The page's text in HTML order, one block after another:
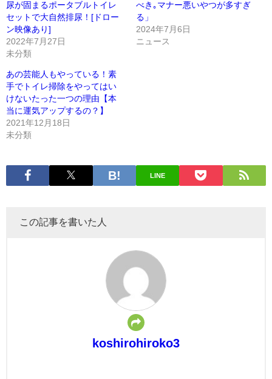
尿が固まるポータブルトイレ
セットで大自然排尿！[ドロー
ン映像あり]
2022年7月27日
未分類
べき｡マナー悪いやつが多すぎ
る」
2024年7月6日
ニュース
あの芸能人もやっている！素
手でトイレ掃除をやってはい
けないたった一つの理由【本
当に運気アップするの？】
2021年12月18日
未分類
LINE
この記事を書いた人
koshirohiroko3